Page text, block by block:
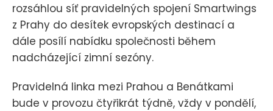
rozsáhlou síť pravidelných spojení Smartwings
z Prahy do desítek evropských destinací a
dále posílí nabídku společnosti během
nadcházející zimní sezóny.
Pravidelná linka mezi Prahou a Benátkami
bude v provozu čtyřikrát týdně, vždy v pondělí,